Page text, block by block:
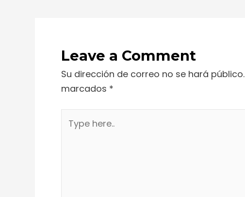
Leave a Comment
Su dirección de correo no se hará público.
marcados *
here..